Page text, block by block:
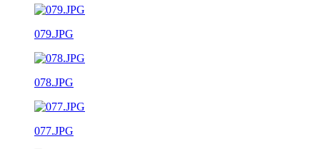
079.JPG
078.JPG
077.JPG